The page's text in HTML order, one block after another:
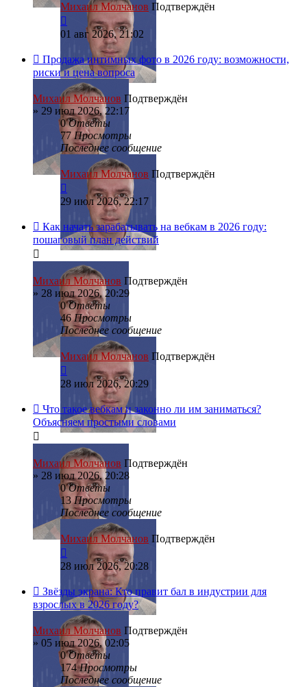
Михаил Молчанов Подтверждён
01 авг 2026, 21:02
Продажа интимных фото в 2026 году: возможности,
риски и цена вопроса
Михаил Молчанов Подтверждён
» 29 июл 2026, 22:17
0Ответы
77Просмотры
Последнее сообщение
Михаил Молчанов Подтверждён
29 июл 2026, 22:17
Как начать зарабатывать на вебкам в 2026 году:
пошаговый план действий
Михаил Молчанов Подтверждён
» 28 июл 2026, 20:29
0Ответы
46Просмотры
Последнее сообщение
Михаил Молчанов Подтверждён
28 июл 2026, 20:29
Что такое вебкам и законно ли им заниматься?
Объясняем простыми словами
Михаил Молчанов Подтверждён
» 28 июл 2026, 20:28
0Ответы
13Просмотры
Последнее сообщение
Михаил Молчанов Подтверждён
28 июл 2026, 20:28
Звёзды экрана: Кто правит бал в индустрии для
взрослых в 2026 году?
Михаил Молчанов Подтверждён
» 05 июл 2026, 02:05
0Ответы
174Просмотры
Последнее сообщение